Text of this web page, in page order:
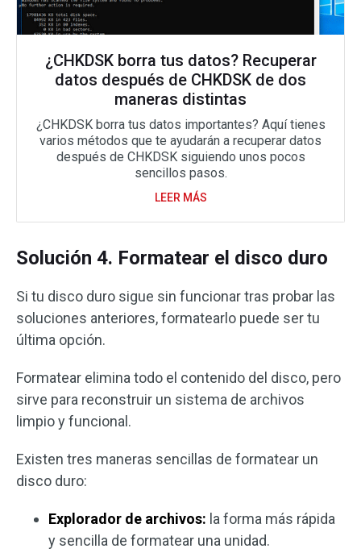
¿CHKDSK borra tus datos? Recuperar
datos después de CHKDSK de dos
maneras distintas
¿CHKDSK borra tus datos importantes? Aquí tienes
varios métodos que te ayudarán a recuperar datos
después de CHKDSK siguiendo unos pocos
sencillos pasos.
LEER MÁS
Solución 4. Formatear el disco duro
Si tu disco duro sigue sin funcionar tras probar las
soluciones anteriores, formatearlo puede ser tu
última opción.
Formatear elimina todo el contenido del disco, pero
sirve para reconstruir un sistema de archivos
limpio y funcional.
Existen tres maneras sencillas de formatear un
disco duro:
Explorador de archivos: la forma más rápida
y sencilla de formatear una unidad.